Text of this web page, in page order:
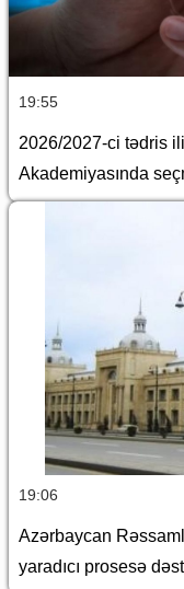
19:55
2026/2027-ci tədris
Akademiyasında
19:06
Azərbaycan
yaradıcı prosesə